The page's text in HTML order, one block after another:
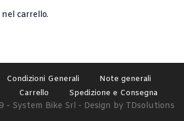
carrello.
Condizioni Generali
Note generali
Carrello Spedizione e Consegna
- System Bike Srl - Design by TDsolutions